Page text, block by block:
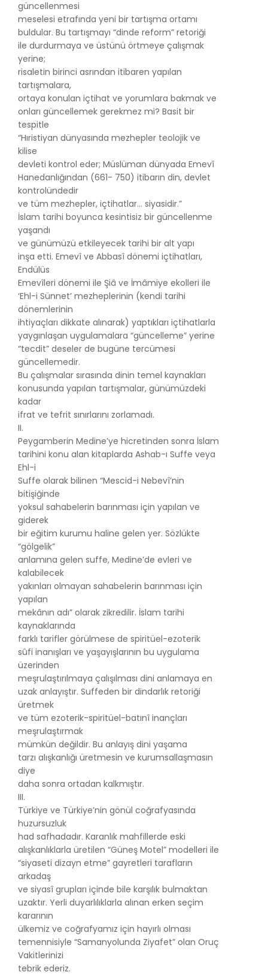
güncellenmesi
meselesi etrafında yeni bir tartışma ortamı
buldular. Bu tartışmayı “dinde reform” retoriği
ile durdurmaya ve üstünü örtmeye çalışmak
yerine;
risaletin birinci asrından itibaren yapılan
tartışmalara,
ortaya konulan içtihat ve yorumlara bakmak ve
onları güncellemek gerekmez mi? Basit bir
tespitle
“Hıristiyan dünyasında mezhepler teolojik ve
kilise
devleti kontrol eder; Müslüman dünyada Emevî
Hanedanlığından (661- 750) itibarın din, devlet
kontrolündedir
ve tüm mezhepler, içtihatlar… siyasidir.”
İslam tarihi boyunca kesintisiz bir güncellenme
yaşandı
ve günümüzü etkileyecek tarihi bir alt yapı
inşa etti. Emevî ve Abbasî dönemi içtihatları,
Endülüs
Emevîleri dönemi ile Şiâ ve İmâmiye ekolleri ile
‘Ehl-i Sünnet’ mezheplerinin (kendi tarihi
dönemlerinin
ihtiyaçları dikkate alınarak) yaptıkları içtihatlarla
yaygınlaşan uygulamalara “güncelleme” yerine
“tecdit” deseler de bugüne tercümesi
güncellemedir.
Bu çalışmalar sırasında dinin temel kaynakları
konusunda yapılan tartışmalar, günümüzdeki
kadar
ifrat ve tefrit sınırlarını zorlamadı.
II.
Peygamberin Medine’ye hicretinden sonra İslam
tarihini konu alan kitaplarda Ashab-ı Suffe veya
Ehl-i
Suffe olarak bilinen “Mescid-i Nebevî’nin
bitişiğinde
yoksul sahabelerin barınması için yapılan ve
giderek
bir eğitim kurumu haline gelen yer. Sözlükte
“gölgelik”
anlamına gelen suffe, Medine’de evleri ve
kalabilecek
yakınları olmayan sahabelerin barınması için
yapılan
mekânın adı” olarak zikredilir. İslam tarihi
kaynaklarında
farklı tarifler görülmese de spiritüel-ezoterik
sûfi inanışları ve yaşayışlarının bu uygulama
üzerinden
meşrulaştırılmaya çalışılması dini anlamaya en
uzak anlayıştır. Suffeden bir dindarlık retoriği
üretmek
ve tüm ezoterik-spiritüel-batınî inançları
meşrulaştırmak
mümkün değildir. Bu anlayış dini yaşama
tarzı alışkanlığı üretmesin ve kurumsallaşmasın
diye
daha sonra ortadan kalkmıştır.
III.
Türkiye ve Türkiye’nin gönül coğrafyasında
huzursuzluk
had safhadadır. Karanlık mahfillerde eski
alışkanlıklarla üretilen “Güneş Motel” modelleri ile
“siyaseti dizayn etme” gayretleri tarafların
arkadaş
ve siyasî grupları içinde bile karşılık bulmaktan
uzaktır. Yerli duyarlılıklarla alınan erken seçim
kararının
ülkemiz ve coğrafyamız için hayırlı olması
temennisiyle “Samanyolunda Ziyafet” olan Oruç
Vakitlerinizi
tebrik ederiz.